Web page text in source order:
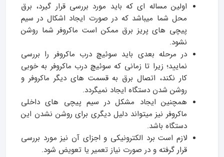
اولین مساله ای که باید مورد بررسی قرار گیرد، برق
محل شما میباشد که در صورت ایجاد اشکال در سیم
پیچی های پریز برق ممکن است ماکروفر شما روشن
نشود.
در مرحله بعدی باید سوئیچ درب ماکروفر را بررسی
نمایید؛ زیرا تا زمانی که سوئیچ درب ماکروفر به خوبی
کار نکند، اتصال برق به قسمت های دیگر ماکروفر و
روشن شدن دستگاه ایجاد نمیگردد.
همچنین ایجاد مشکل در سیم پیچی های داخلی
ماکروفر نیز میتواند دلیل دیگری برای روشن نشدن این
دستگاه باشد.
لازم است برد الکترونیکی و اجزای آن نیز مورد بررسی
قرار گرفته و در صورت نیاز تعمیر یا تعویض شود.